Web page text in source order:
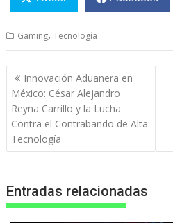
Gaming,Tecnología
Navegación
de
entradas
Innovación Aduanera en
México: César Alejandro
Reyna Carrillo y la Lucha
Contra el Contrabando de Alta
Tecnología
Entradas relacionadas